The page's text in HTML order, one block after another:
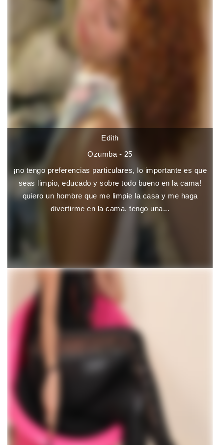
Edith
Ozumba - 25
¡no tengo preferencias particulares, lo importante es que
seas limpio, educado y sobre todo bueno en la cama!
quiero un hombre que me limpie la casa y me haga
divertirme en la cama. tengo una...